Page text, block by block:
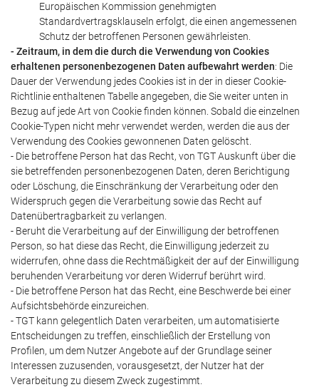
Europäischen Kommission genehmigten
Standardvertragsklauseln erfolgt, die einen angemessenen
Schutz der betroffenen Personen gewährleisten.
- Zeitraum, in dem die durch die Verwendung von Cookies
erhaltenen personenbezogenen Daten aufbewahrt werden: Die
Dauer der Verwendung jedes Cookies ist in der in dieser Cookie-
Richtlinie enthaltenen Tabelle angegeben, die Sie weiter unten in
Bezug auf jede Art von Cookie finden können. Sobald die einzelnen
Cookie-Typen nicht mehr verwendet werden, werden die aus der
Verwendung des Cookies gewonnenen Daten gelöscht.
- Die betroffene Person hat das Recht, von TGT Auskunft über die
sie betreffenden personenbezogenen Daten, deren Berichtigung
oder Löschung, die Einschränkung der Verarbeitung oder den
Widerspruch gegen die Verarbeitung sowie das Recht auf
Datenübertragbarkeit zu verlangen.
- Beruht die Verarbeitung auf der Einwilligung der betroffenen
Person, so hat diese das Recht, die Einwilligung jederzeit zu
widerrufen, ohne dass die Rechtmäßigkeit der auf der Einwilligung
beruhenden Verarbeitung vor deren Widerruf berührt wird.
- Die betroffene Person hat das Recht, eine Beschwerde bei einer
Aufsichtsbehörde einzureichen.
- TGT kann gelegentlich Daten verarbeiten, um automatisierte
Entscheidungen zu treffen, einschließlich der Erstellung von
Profilen, um dem Nutzer Angebote auf der Grundlage seiner
Interessen zuzusenden, vorausgesetzt, der Nutzer hat der
Verarbeitung zu diesem Zweck zugestimmt.